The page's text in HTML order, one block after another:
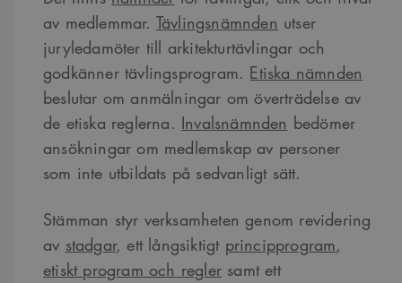
av medlemmar. Tävlingsnämnden utser
juryledamöter till arkitekturtävlingar och
godkänner tävlingsprogram. Etiska nämnden
beslutar om anmälningar om överträdelse av
de etiska reglerna. Invalsnämnden bedömer
ansökningar om medlemskap av personer
som inte utbildats på sedvanligt sätt.
Stämman styr verksamheten genom revidering
av stadgar, ett långsiktigt principprogram,
etiskt program och regler samt ett